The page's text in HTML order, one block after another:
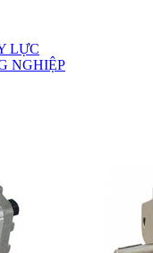
LỰC
NGHIỆP